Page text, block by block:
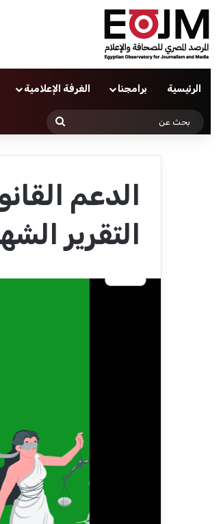
الرئيسية برامجنا الغرفة الإعلامية
الدعم
التقرير